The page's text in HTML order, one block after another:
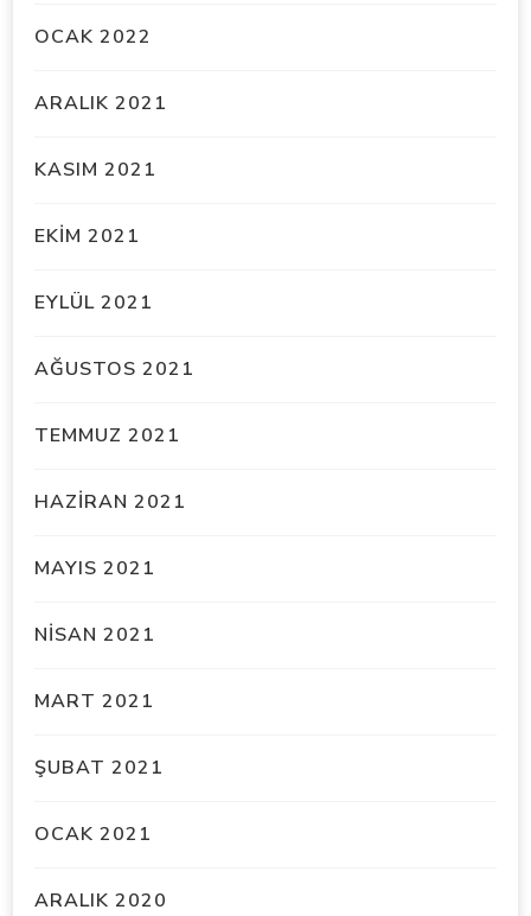
OCAK 2022
ARALIK 2021
KASIM 2021
EKIM 2021
EYLÜL 2021
AĞUSTOS 2021
TEMMUZ 2021
HAZIRAN 2021
MAYIS 2021
NISAN 2021
MART 2021
ŞUBAT 2021
OCAK 2021
ARALIK 2020